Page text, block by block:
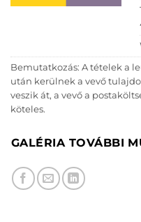
Bemutatkozás: A tételek a
után kerülnek a vevő
veszik át, a vevő a
köteles.
GALÉRIA TOVÁBBI